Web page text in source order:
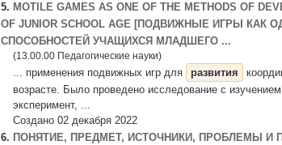
5. MOTILE GAMES AS ONE OF THE METHODS OF
OF JUNIOR SCHOOL AGE [ПОДВИЖНЫЕ ИГРЫ КАК
СПОСОБНОСТЕЙ УЧАЩИХСЯ МЛАДШЕГО ...
(13.00.00 Педагогические науки)
... применения подвижных игр для развития
возрасте. Было проведено исследование с
эксперимент, ...
Создано 02 декабря 2022
6. ПОНЯТИЕ, ПРЕДМЕТ, ИСТОЧНИКИ, ПРОБЛЕМЫ И